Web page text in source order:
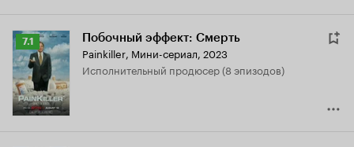
Рейтинг
Кинопоиска
7.1
7.1 Побочный эффект: Смерть
Painkiller, Мини-сериал, 2023
исполнительный продюсер (8 эпизодов)